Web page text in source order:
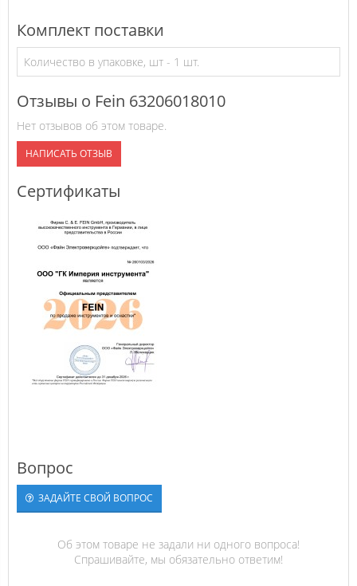
Комплект поставки
Количество в упаковке, шт - 1 шт.
Отзывы о Fein 63206018010
Нет отзывов об этом товаре.
НАПИСАТЬ ОТЗЫВ
Сертификаты
Вопрос
ЗАДАЙТЕ СВОЙ ВОПРОС
Об этом товаре не задали ни одного вопроса!
Спрашивайте, мы обязательно ответим!